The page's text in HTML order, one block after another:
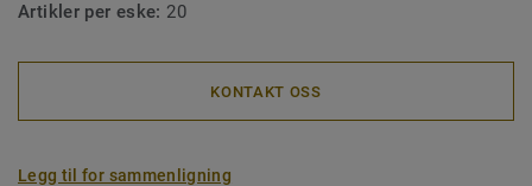
Artikler per eske: 20
KONTAKT OSS
Legg til for sammenligning